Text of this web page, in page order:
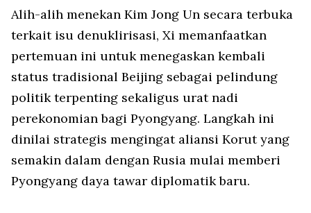
Alih-alih menekan Kim Jong Un secara terbuka
terkait isu denuklirisasi, Xi memanfaatkan
pertemuan ini untuk menegaskan kembali
status tradisional Beijing sebagai pelindung
politik terpenting sekaligus urat nadi
perekonomian bagi Pyongyang. Langkah ini
dinilai strategis mengingat aliansi Korut yang
semakin dalam dengan Rusia mulai memberi
Pyongyang daya tawar diplomatik baru.